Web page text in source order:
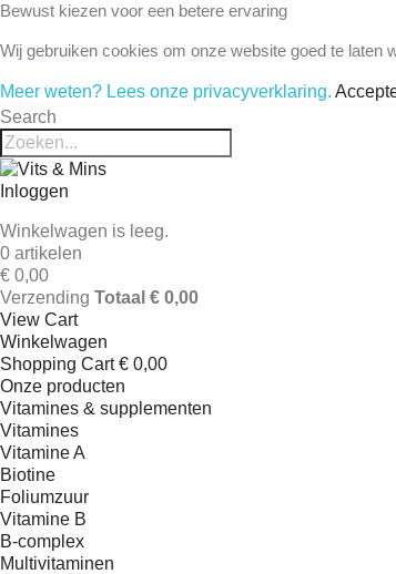
Bewust kiezen voor een betere ervaring
Wij gebruiken cookies om onze website goed te laten
Meer weten? Lees onze privacyverklaring.
Search
Inloggen
Winkelwagen is leeg.
0 artikelen
€ 0,00
Verzending Totaal € 0,00
View Cart
Winkelwagen
Shopping Cart € 0,00
Onze producten
Vitamines & supplementen
Vitamines
Vitamine A
Biotine
Foliumzuur
Vitamine B
B-complex
Multivitaminen